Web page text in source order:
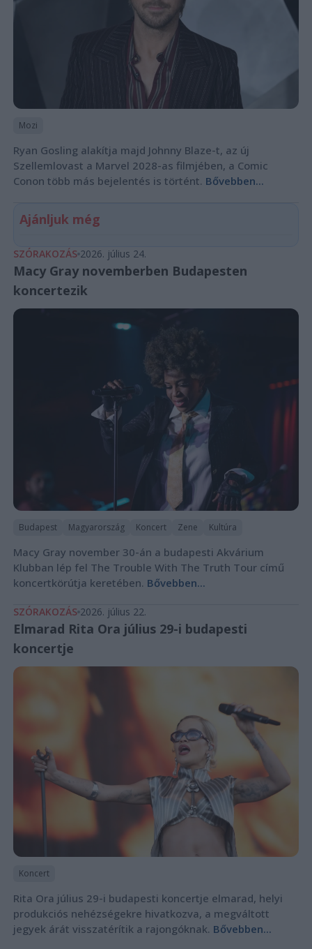
Mozi
Ryan Gosling alakítja majd Johnny Blaze-t, az új
Szellemlovast a Marvel 2028-as filmjében, a Comic
Conon több más bejelentés is történt. Bővebben...
Ajánljuk még
SZÓRAKOZÁS 2026. július 24.
Macy Gray novemberben Budapesten
koncertezik
Budapest Magyarország Koncert Zene Kultúra
Macy Gray november 30-án a budapesti Akvárium
Klubban lép fel The Trouble With The Truth Tour című
koncertkörútja keretében. Bővebben...
SZÓRAKOZÁS 2026. július 22.
Elmarad Rita Ora július 29-i budapesti
koncertje
Koncert
Rita Ora július 29-i budapesti koncertje elmarad, helyi
produkciós nehézségekre hivatkozva, a megváltott
jegyek árát visszatérítik a rajongóknak. Bővebben...